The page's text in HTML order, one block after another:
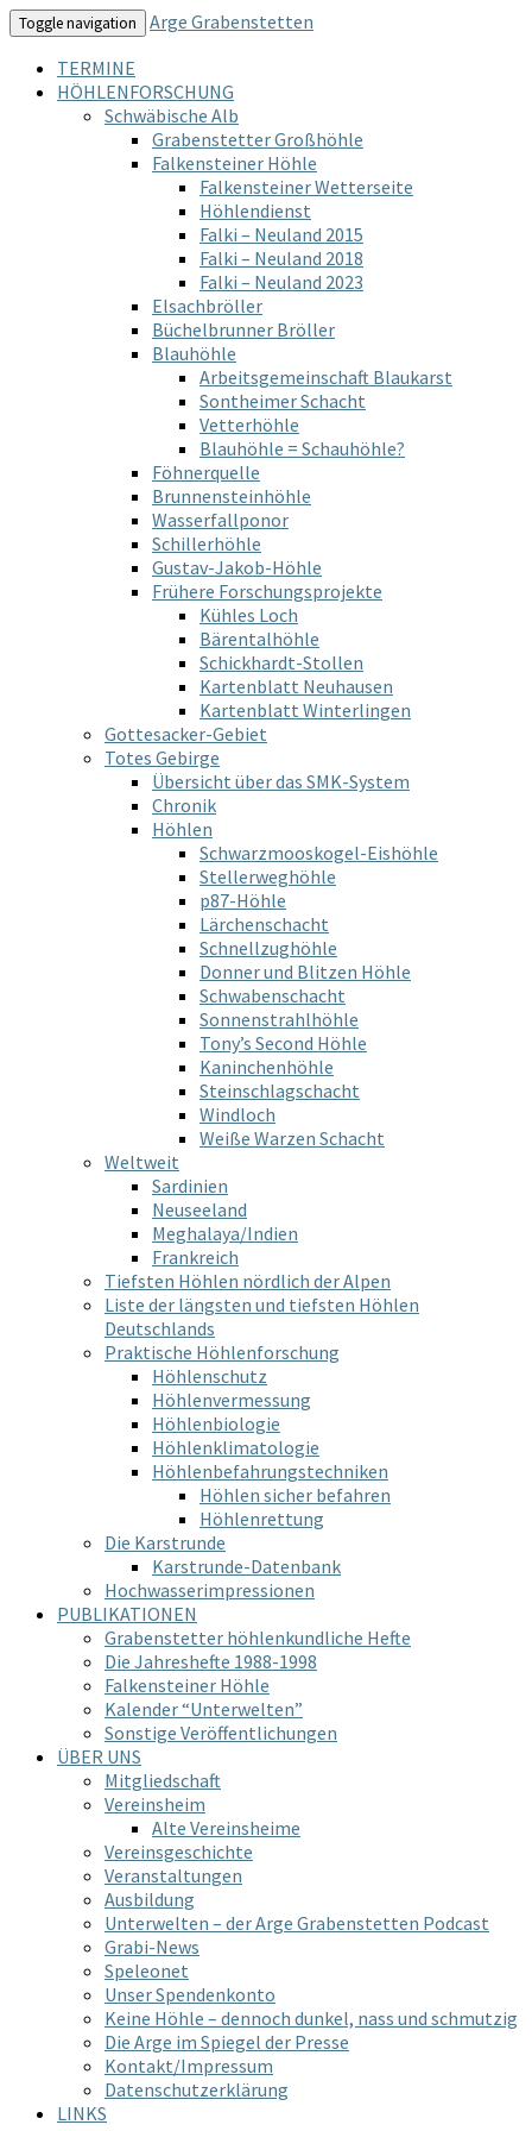
Toggle navigation
Arge Grabenstetten
TERMINE
HÖHLENFORSCHUNG
Schwäbische Alb
Grabenstetter Großhöhle
Falkensteiner Höhle
Falkensteiner Wetterseite
Höhlendienst
Falki – Neuland 2015
Falki – Neuland 2018
Falki – Neuland 2023
Elsachbröller
Büchelbrunner Bröller
Blauhöhle
Arbeitsgemeinschaft Blaukarst
Sontheimer Schacht
Vetterhöhle
Blauhöhle = Schauhöhle?
Föhnerquelle
Brunnensteinhöhle
Wasserfallponor
Schillerhöhle
Gustav-Jakob-Höhle
Frühere Forschungsprojekte
Kühles Loch
Bärentalhöhle
Schickhardt-Stollen
Kartenblatt Neuhausen
Kartenblatt Winterlingen
Gottesacker-Gebiet
Totes Gebirge
Übersicht über das SMK-System
Chronik
Höhlen
Schwarzmooskogel-Eishöhle
Stellerweghöhle
p87-Höhle
Lärchenschacht
Schnellzughöhle
Donner und Blitzen Höhle
Schwabenschacht
Sonnenstrahlhöhle
Tony’s Second Höhle
Kaninchenhöhle
Steinschlagschacht
Windloch
Weiße Warzen Schacht
Weltweit
Sardinien
Neuseeland
Meghalaya/Indien
Frankreich
Tiefsten Höhlen nördlich der Alpen
Liste der längsten und tiefsten Höhlen
Deutschlands
Praktische Höhlenforschung
Höhlenschutz
Höhlenvermessung
Höhlenbiologie
Höhlenklimatologie
Höhlenbefahrungstechniken
Höhlen sicher befahren
Höhlenrettung
Die Karstrunde
Karstrunde-Datenbank
Hochwasserimpressionen
PUBLIKATIONEN
Grabenstetter höhlenkundliche Hefte
Die Jahreshefte 1988-1998
Falkensteiner Höhle
Kalender “Unterwelten”
Sonstige Veröffentlichungen
ÜBER UNS
Mitgliedschaft
Vereinsheim
Alte Vereinsheime
Vereinsgeschichte
Veranstaltungen
Ausbildung
Unterwelten – der Arge Grabenstetten Podcast
Grabi-News
Speleonet
Unser Spendenkonto
Keine Höhle – dennoch dunkel, nass und schmutzig
Die Arge im Spiegel der Presse
Kontakt/Impressum
Datenschutzerklärung
LINKS